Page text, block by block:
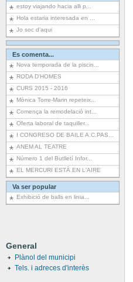
estoy viajando hacia alli p...
Hola estaria interesada en ...
Jo soc d'aqui
Es comenta...
Nova temporada de la piscin...
RODA D'HOMES
CURS 2015 - 2016
Mònica Torre-Marin repeteix...
Comença la remodelació int...
Oferta laboral de taquiller...
I CONGRESO DE BAILE A.C.PAS...
ANEM AL TEATRE
Número 1 del Butlletí Infor...
EL MERCURI ESTÀ EN L'AIRE
Va ser popular
Exhibició de balls en linia...
General
Plànol del municipi
Tels. i adreces d'interès